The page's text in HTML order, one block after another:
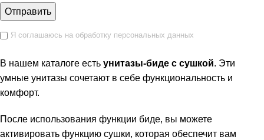
Я соглашаюсь на обработку персональных данных
В нашем каталоге есть унитазы-биде с сушкой. Эти
умные унитазы сочетают в себе функциональность и
комфорт.
После использования функции биде, вы можете
активировать функцию сушки, которая обеспечит вам